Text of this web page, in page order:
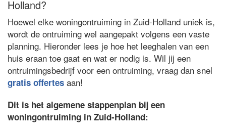
Holland?
Hoewel elke woningontruiming in Zuid-Holland uniek is,
wordt de ontruiming wel aangepakt volgens een vaste
planning. Hieronder lees je hoe het leeghalen van een
huis eraan toe gaat en wat er nodig is. Wil jij een
ontruimingsbedrijf voor een ontruiming, vraag dan snel
gratis offertes aan!
Dit is het algemene stappenplan bij een
woningontruiming in Zuid-Holland: